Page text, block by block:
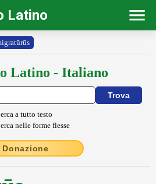
Latino
Latino - Italiano
a tutto testo
nelle forme flesse
Donazione